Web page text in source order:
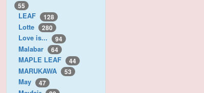
55
LEAF 128
Lotte 280
Love is... 94
Malabar 64
MAPLE LEAF 44
MARUKAWA 53
May 47